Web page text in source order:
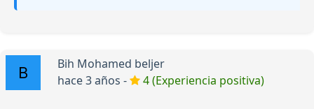
Bih Mohamed beljer
hace 3 años -
4 (Experiencia positiva)